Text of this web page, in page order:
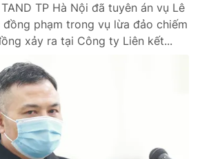
TP Hà Nội đã tuyên án vụ Lê
đồng phạm trong vụ lừa đảo chiếm
xảy ra tại Công ty Liên kết...